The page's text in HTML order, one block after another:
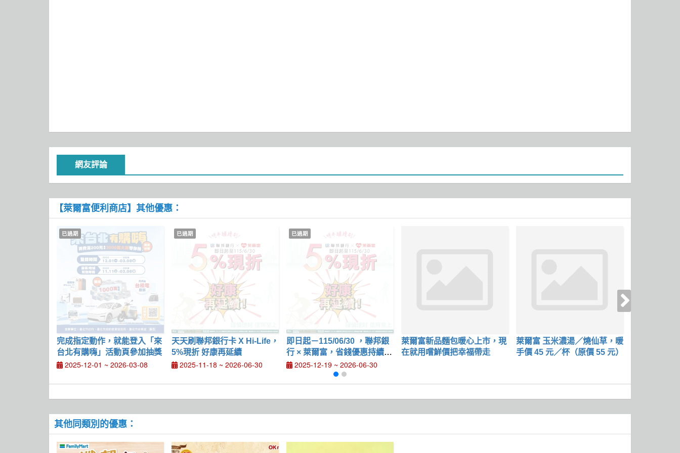
網友評論
【萊爾富便利商店】其他優惠：
已過期
完成指定動作，就能登入「來
台北有購嗨」活動頁參加抽獎
2025-12-01 ~ 2026-03-08
已過期
天天刷聯邦銀行卡 X Hi-Life，
5%現折 好康再延續
2025-11-18 ~ 2026-06-30
已過期
即日起－115/06/30 ，聯邦銀
行 × 萊爾富，省錢優惠持續放
送中2025-12-19 ~ 2026-06-30
萊爾富新品麵包暖心上市，現
在就用嚐鮮價把幸福帶走
萊爾富 玉米濃湯／燒仙草，暖
手價 45 元／杯（原價 55 元）
其他同類別的優惠：